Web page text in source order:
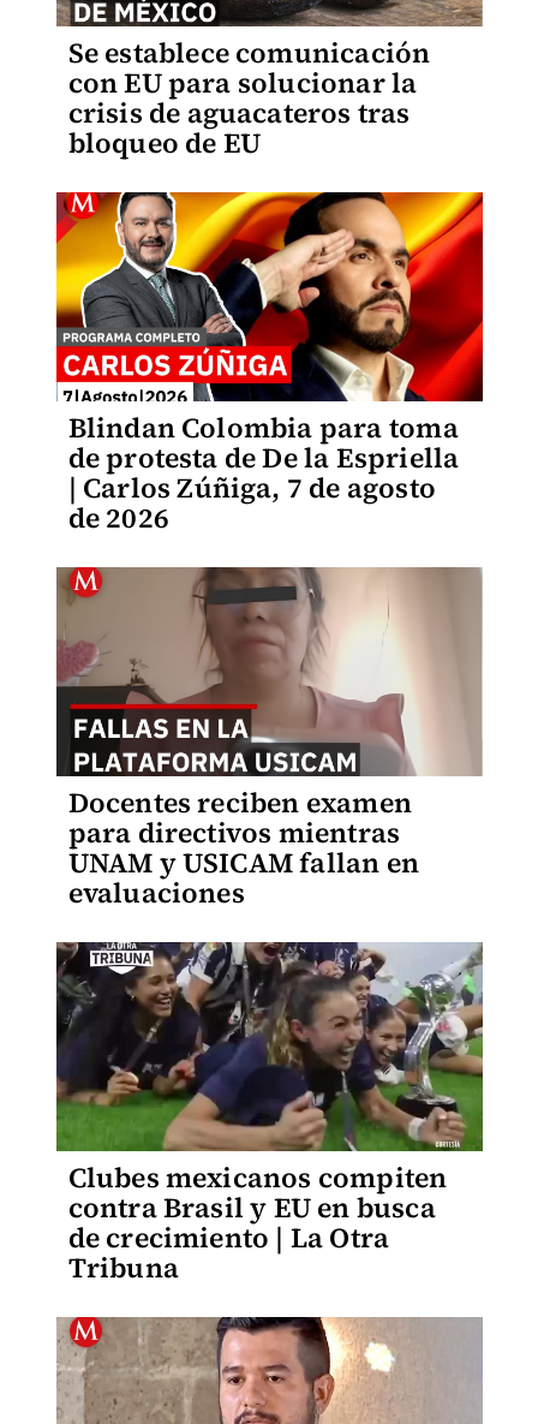
Se establece comunicación
con EU para solucionar la
crisis de aguacateros tras
bloqueo de EU
Blindan Colombia para toma
de protesta de De la Espriella
| Carlos Zúñiga, 7 de agosto
de 2026
Docentes reciben examen
para directivos mientras
UNAM y USICAM fallan en
evaluaciones
Clubes mexicanos compiten
contra Brasil y EU en busca
de crecimiento | La Otra
Tribuna